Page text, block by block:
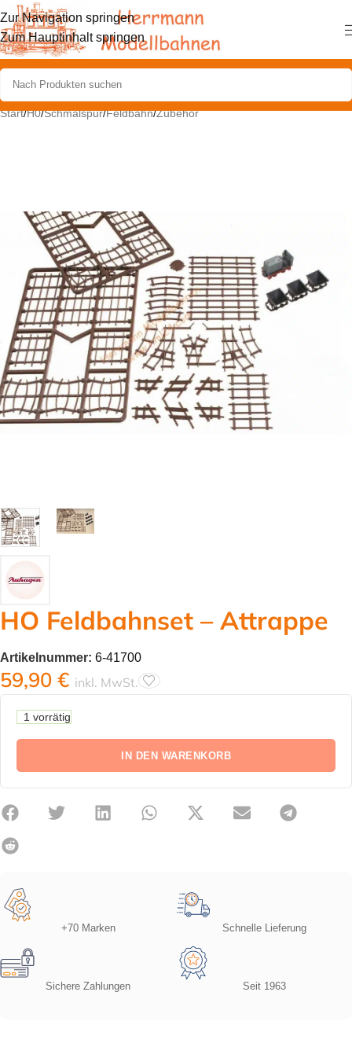
Zur Navigation springen
Zum Hauptinhalt springen
Start/H0/Schmalspur/Feldbahn/Zubehör
HO Feldbahnset – Attrappe
Artikelnummer: 6-41700
59,90 € inkl. MwSt.
1 vorrätig
IN DEN WARENKORB
+70 Marken Schnelle Lieferung
Sichere Zahlungen Seit 1963